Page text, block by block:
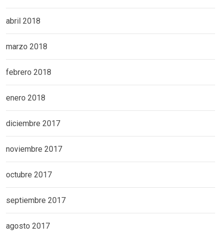
abril 2018
marzo 2018
febrero 2018
enero 2018
diciembre 2017
noviembre 2017
octubre 2017
septiembre 2017
agosto 2017